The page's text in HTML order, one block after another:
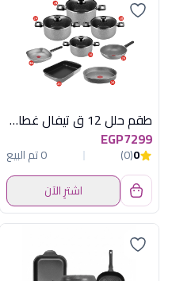
طقم حلل 12 ق تيفال غطاء زجاج
EGP7299
0
(0)
0 تم البيع
اشترِ الآن